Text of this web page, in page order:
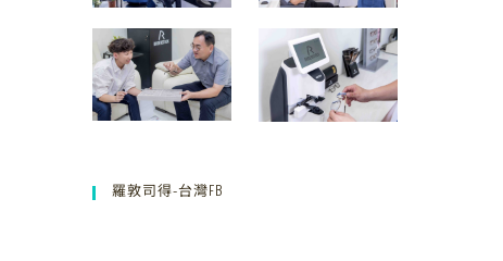
羅敦司得-台灣FB